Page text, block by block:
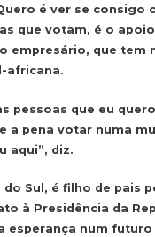
é ver se consigo
que votam, é o
empresário, que tem
africana.
pessoas que eu
a pena votar numa
aqui”, diz.
do Sul, é filho de pais
à Presidência da
esperança num futuro